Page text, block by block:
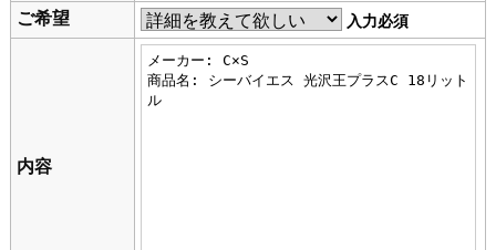
ご希望 入力必須
内容